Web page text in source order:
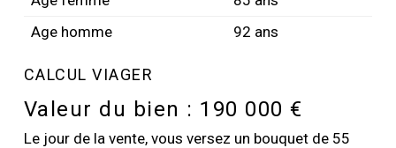
Age homme
92 ans
CALCUL VIAGER
Valeur du bien : 190 000 €
Le jour de la vente, vous versez un bouquet de 55